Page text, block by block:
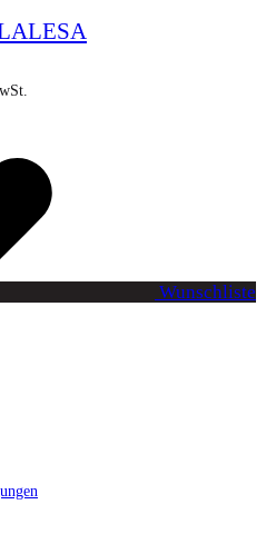
Wunschliste